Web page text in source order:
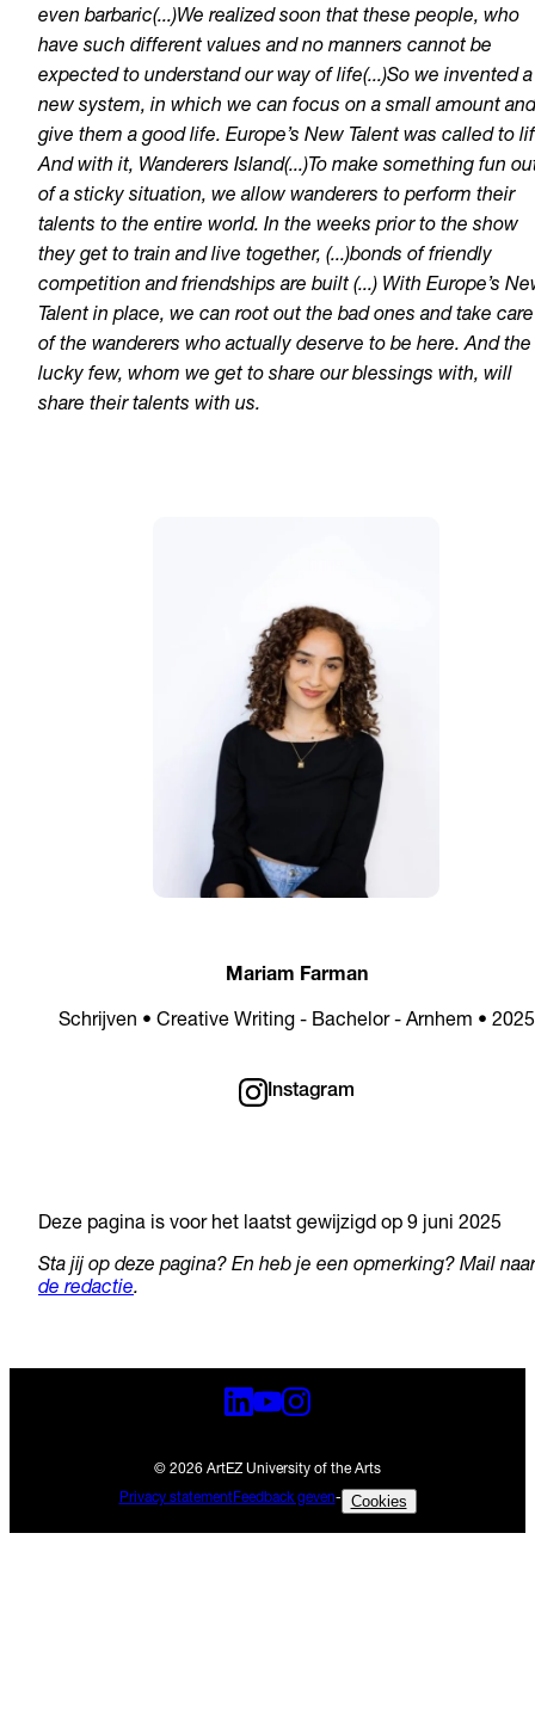
even barbaric(...)We realized soon that these people, who
have such different values and no manners cannot be
expected to understand our way of life(...)So we invented a
new system, in which we can focus on a small amount and
give them a good life. Europe’s New Talent was called to
And with it, Wanderers Island(...)To make something fun
of a sticky situation, we allow wanderers to perform their
talents to the entire world. In the weeks prior to the show
they get to train and live together, (...)bonds of friendly
competition and friendships are built (...) With Europe’s
Talent in place, we can root out the bad ones and take care
of the wanderers who actually deserve to be here. And the
lucky few, whom we get to share our blessings with, will
share their talents with us.
Mariam Farman
Schrijven • Creative Writing - Bachelor - Arnhem • 2025
Instagram
Deze pagina is voor het laatst gewijzigd op 9 juni 2025
Sta jij op deze pagina? En heb je een opmerking? Mail naar
de redactie.
© 2026 ArtEZ University of the Arts
Privacy statementFeedback geven- Cookies